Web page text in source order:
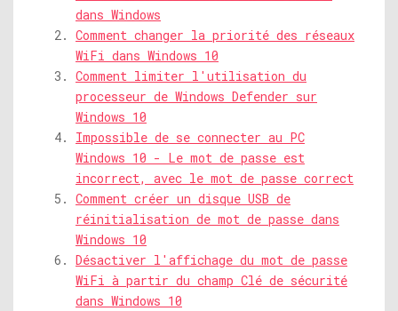
dans Windows
Comment changer la priorité des réseaux
WiFi dans Windows 10
Comment limiter l'utilisation du
processeur de Windows Defender sur
Windows 10
Impossible de se connecter au PC
Windows 10 - Le mot de passe est
incorrect, avec le mot de passe correct
Comment créer un disque USB de
réinitialisation de mot de passe dans
Windows 10
Désactiver l'affichage du mot de passe
WiFi à partir du champ Clé de sécurité
dans Windows 10